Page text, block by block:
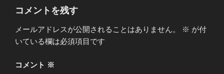
コメントを残す
メールアドレスが公開されることはありません。 ※ が付
いている欄は必須項目です
コメント ※